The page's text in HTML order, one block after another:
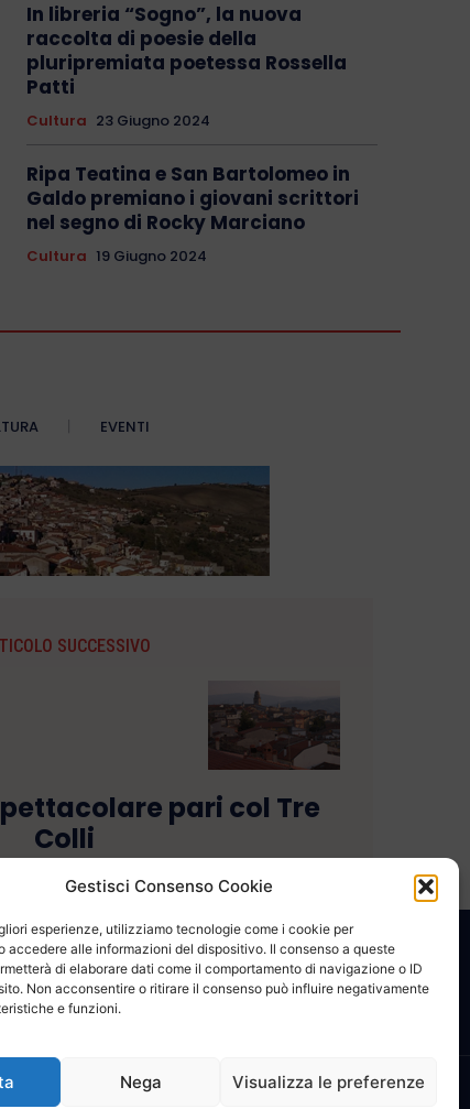
Gestisci Consenso Cookie
esperienze, utilizziamo tecnologie come i cookie per
accedere alle informazioni del dispositivo. Il consenso a queste
di elaborare dati come il comportamento di navigazione o ID
Non acconsentire o ritirare il consenso può influire negativamente
e funzioni.
Nega Visualizza le preferenze
In libreria “Sogno”, la nuova
raccolta di poesie della
pluripremiata poetessa Rossella
Patti
Cultura 23 Giugno 2024
Ripa Teatina e San Bartolomeo in
Galdo premiano i giovani scrittori
nel segno di Rocky Marciano
Cultura 19 Giugno 2024
EVENTI
SUCCESSIVO
pari col Tre
Colli
CONTATTACI COOKIE POLICY PRIVACY